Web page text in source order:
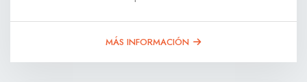
MÁS INFORMACIÓN